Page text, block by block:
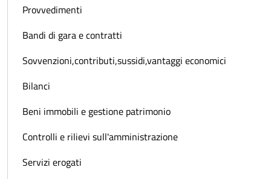
Provvedimenti
Bandi di gara e contratti
Sovvenzioni,contributi,sussidi,vantaggi economici
Bilanci
Beni immobili e gestione patrimonio
Controlli e rilievi sull'amministrazione
Servizi erogati